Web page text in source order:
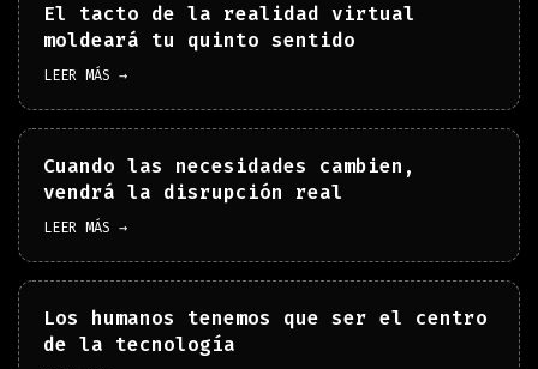
El tacto de la realidad virtual
moldeará tu quinto sentido
LEER MÁS →
Cuando las necesidades cambien,
vendrá la disrupción real
LEER MÁS →
Los humanos tenemos que ser el centro
de la tecnología